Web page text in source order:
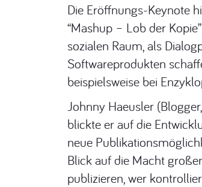
Die Eröffnungs-Keynote
“Mashup – Lob der
sozialen Raum, als
Softwareprodukten
beispielsweise bei
Johnny Haeusler
blickte er auf die
neue
Blick auf die Macht
publizieren, wer